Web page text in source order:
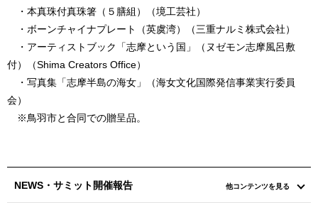
・本真珠付真珠箸（５膳組）（境工芸社）
・ボーンチャイナプレート（英虞湾）（三重ナルミ株式会社）
・アーティストブック「志摩という国」（ヌゼモン志摩風呂敷
付）（Shima Creators Office）
・写真集「志摩半島の海女」（海女文化国際発信事業実行委員
会）
※鳥羽市と合同での贈呈品。
NEWS・サミット開催報告 他コンテンツを見る